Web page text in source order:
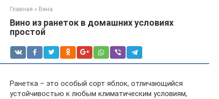
Главная » Вина
Вино из ранеток в домашних условиях
простой
Ранетка – это особый сорт яблок, отличающийся
устойчивостью к любым климатическим условиям,